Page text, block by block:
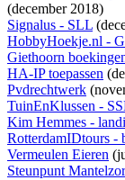
(december 2018)
Signalus - SLL
HobbyHoekje.nl -
Giethoorn
HA-IP toepassen
Pvdrechtwerk
TuinEnKlussen -
Kim Hemmes -
RotterdamIDtours -
Vermeulen Eieren
Steunpunt